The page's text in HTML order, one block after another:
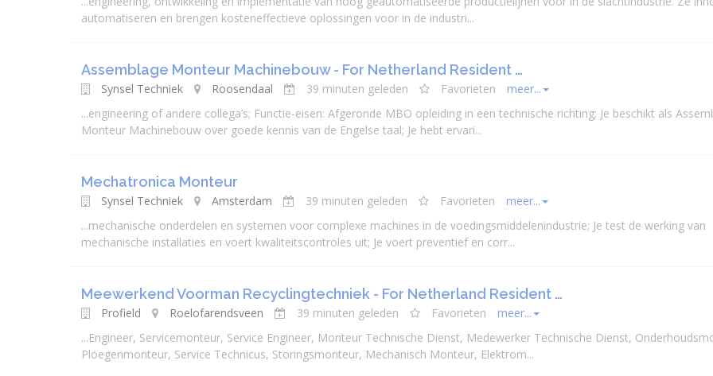
automatiseren en brengen kosteneffectieve oplossingen voor in de industri...
Assemblage Monteur Machinebouw - For Netherland Resident …
Synsel Techniek Roosendaal 39 minuten geleden Favorieten
meer...
...engineering of andere collega’s; Functie-eisen: Afgeronde MBO opleiding in een technische richting; Je beschikt als
Monteur Machinebouw over goede kennis van de Engelse taal; Je hebt ervari...
Mechatronica Monteur
Synsel Techniek Amsterdam 39 minuten geleden Favorieten
meer...
...mechanische onderdelen en systemen voor complexe machines in de voedingsmiddelenindustrie; Je test de werking van
mechanische installaties en voert kwaliteitscontroles uit; Je voert preventief en corr...
Meewerkend Voorman Recyclingtechniek - For Netherland Resident …
Profield Roelofarendsveen 39 minuten geleden Favorieten
meer...
...Engineer, Servicemonteur, Service Engineer, Monteur Technische Dienst, Medewerker Technische Dienst,
Ploegenmonteur, Service Technicus, Storingsmonteur, Mechanisch Monteur, Elektrom...